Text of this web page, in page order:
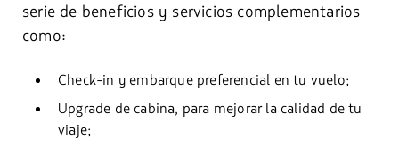
serie de beneficios y servicios complementarios
como:
Check-in y embarque preferencial en tu vuelo;
Upgrade de cabina, para mejorar la calidad de tu
viaje;